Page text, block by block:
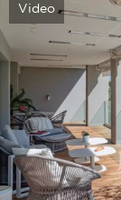
Video